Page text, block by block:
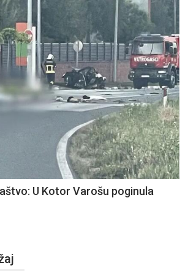
U Kotor Varošu poginula